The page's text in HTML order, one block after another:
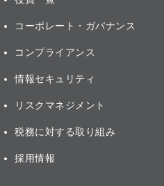
コーポレート・ガバナンス
コンプライアンス
情報セキュリティ
リスクマネジメント
税務に対する取り組み
採用情報